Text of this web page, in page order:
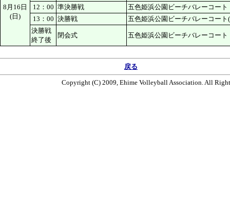
8月16日
(日)
12：00 準決勝戦
五色姫浜公園ビーチバレーコート
13：00 決勝戦
五色姫浜公園ビーチバレーコート
決勝戦
終了後
閉会式 五色姫浜公園ビーチバレーコート
戻る
Copyright (C) 2009, Ehime Volleyball Association. All